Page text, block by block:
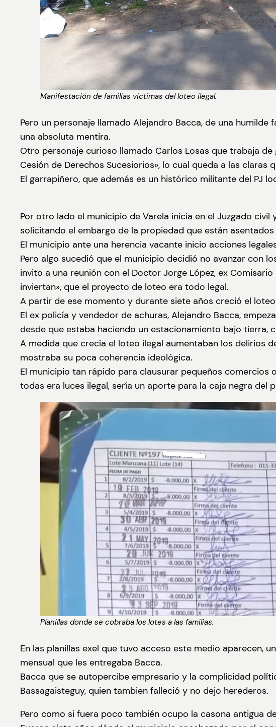
Manifestación de familias victimas del loteo ilegal.
Pero un personaje llamado Alejandro Bacca, de una
una absoluta mentira.
Otro personaje curioso llamado Carlos Losas que trabaja
Cesión de Derechos Sucesiorios», lo cual queda a las
El garrapiñero, que además es un histórico militante del PJ
Por otro lado el municipio de Varela inicia en el Juzgado
solicitando el embargo de la propiedad que están
El municipio ante una herencia vacante inicio acciones
Pero algo sucedió que el municipio decidió no avanzar con
invito a una reunión con el Doctor Jorge López, ex
inviertan», que el proyecto de loteo era todo legal.
A partir de ese momento y durante siete años creció el
El ex policía y vendedor de achuras, Alejandro Bacca,
desde que estaba haciendo un estacionamiento bajo
A medida que crecía el loteo ilegal aumentaban los delirios
mostraba su poca coherencia ideológica.
El municipio tan rápido para clausurar pequeños
todas era luces ilegal, sería un aporte para la caja negra del
Planillas donde se cobraba los lotes a las familias.
En las planillas exel que tuvo acceso este medio aparecen,
mensual que les entregaba Bacca.
Bacca que se autopercibe empresario y la complicidad
Bassagaisteguy, quien tambien falleció y no dejo herederos.
Pero como si fuera poco también ocupo la casona antigua